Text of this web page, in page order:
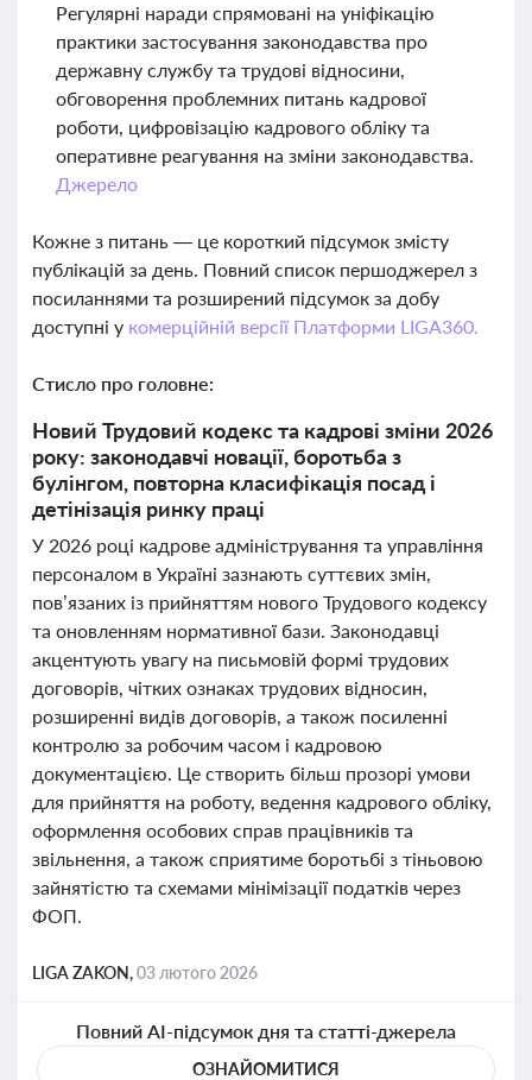
Регулярні наради спрямовані на уніфікацію
практики застосування законодавства про
державну службу та трудові відносини,
обговорення проблемних питань кадрової
роботи, цифровізацію кадрового обліку та
оперативне реагування на зміни законодавства.
Джерело
Кожне з питань — це короткий підсумок змісту
публікацій за день. Повний список першоджерел з
посиланнями та розширений підсумок за добу
доступні у комерційній версії Платформи LIGA360.
Стисло про головне:
Новий Трудовий кодекс та кадрові зміни 2026
року: законодавчі новації, боротьба з
булінгом, повторна класифікація посад і
детінізація ринку праці
У 2026 році кадрове адміністрування та управління
персоналом в Україні зазнають суттєвих змін,
пов’язаних із прийняттям нового Трудового кодексу
та оновленням нормативної бази. Законодавці
акцентують увагу на письмовій формі трудових
договорів, чітких ознаках трудових відносин,
розширенні видів договорів, а також посиленні
контролю за робочим часом і кадровою
документацією. Це створить більш прозорі умови
для прийняття на роботу, ведення кадрового обліку,
оформлення особових справ працівників та
звільнення, а також сприятиме боротьбі з тіньовою
зайнятістю та схемами мінімізації податків через
ФОП.
LIGA ZAKON,03 лютого 2026
Повний AI-підсумок дня та статті-джерела
ОЗНАЙОМИТИСЯ